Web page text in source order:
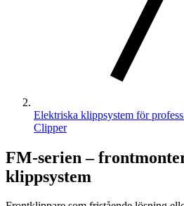
Elektriska klippsystem för
Clipper
FM-serien –
klippsystem